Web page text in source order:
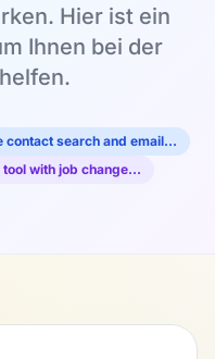
Hier ist ein
Ihnen bei der
search and email…
with job change…